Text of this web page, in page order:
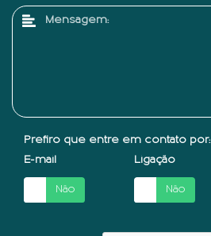
Mensagem:
Prefiro que entre em contato por:
E-mail
Não
Ligação
Não